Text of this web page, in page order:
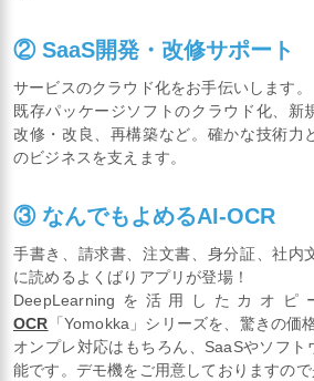
② SaaS開発・改修サポート
サービスのクラウド化をお手伝いします。
既存パッケージソフトのクラウド化、新
改修・改良、再構築など。確かな技術力
のビジネスを支えます。
③ なんでもよめるAI-OCR
手書き、請求書、注文書、身分証、社
に読めるよくばりアプリが登場！
DeepLearningを活用したカオ
OCR 「Yomokka」シリーズを、驚きの価
オンプレ対応はもちろん、SaaSやソフ
能です。デモ機をご用意しておりますので